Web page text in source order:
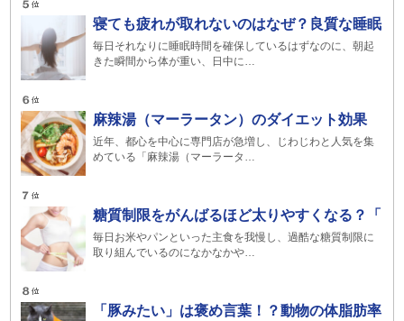
寝ても疲れが取れないのはなぜ？良質な睡眠
毎日それなりに睡眠時間を確保しているはずなのに、朝起
きた瞬間から体が重い、日中に…
麻辣湯（マーラータン）のダイエット効果
近年、都心を中心に専門店が急増し、じわじわと人気を集
めている「麻辣湯（マーラータ…
糖質制限をがんばるほど太りやすくなる？「
毎日お米やパンといった主食を我慢し、過酷な糖質制限に
取り組んでいるのになかなかや…
「豚みたい」は褒め言葉！？動物の体脂肪率